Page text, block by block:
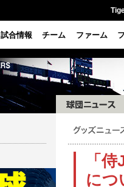
試合情報 チーム ファーム
「
につ